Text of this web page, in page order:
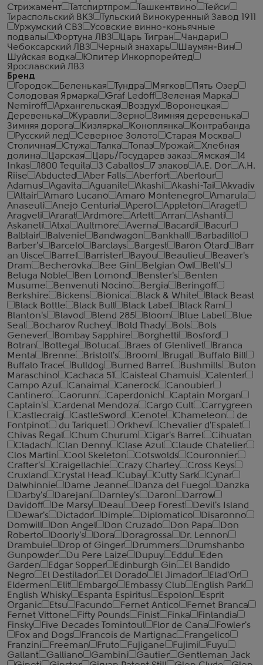
Стрижамент
Татспиртпром Ташкентвино
Тейси
Тираспольский ВКЗ
Тульский Винокуренный Завод 1911
Уржумский СВЗ
Усовские винно-коньячные
подвалы
Фортуна ЛВЗ Царь Тигран
Чандари
Чебоксарский ЛВЗ
Черный знахарь
Шаумян-Вин
Шуйская водка
Юпитер Инкорпорейтед
Ярославский ЛВЗ
Бренд
Городок
Беленькая Тундра Мягков
Пять Озер
Солодовая Ярмарка
Graf Ledoff
Зеленая Марка
Nemiroff
Архангельская Воздух
Воронецкая
Деревенька
Журавли Зерно
Зимняя деревенька
Зимняя дорога
Кизлярка Коноплянка
Контрабанда
Русский лед
Северное Золото
Старая Москва
Столичная
Стужа Талка Топаз Урожай
Хлебная
долина
Царская Царь/Государев заказ Ямская
14
Inkas
1800 Tequila 3 Caballos 7 злаков A.E. Dor
A.H.
Riise
Abducted Aber Falls Aberfort
Aberlour
Adamus
Agavita Aguanile Akashi Akashi-Tai
Akvadiv
Altair
Amaro Lucano Amaro Montenegro
Amarula
Anaseuli
Anejo Centuria Aperol Appleton
Araget
Aragveli
Ararat Ardmore Arlett Arran
Ashanti
Askaneli
Atxa Aultmore Averna Bacardi
Bacur
Balblair
Balvenie Bandwagon Bankhall
Barbadillo
Barber's
Barcelo Barclays Bargest Baron Otard
Barr
an Uisce
Barrel Barrister Bayou Beaulieu
Beaver's
Dram
Becherovka Bee Gin Belgian Owl
Bell's
Beluga Noble
Ben Lomond Benster's
Benten
Musume
Benvenuti Nocino Bergia
Beringoff
Berkshire
Bickens Bionica Black & White
Black Beast
Black Bottle
Black Bull Black Label
Black Ram
Blanton's
Blavod Blend 285 Bloom Blue Label
Blue
Seal
Bocharov Ruchey Bold Thady Bols
Bols
Genever
Bombay Sapphire Borghetti
Bosford
Botran
Bottega Botucal Braes of Glenlivet
Branca
Menta
Brenne Bristoll's Broom Brugal
Buffalo Bill
Buffalo Trace
Bulldog Burned Barrel Bushmills
Buton
Maraschino
Cachaca 51 Caisteal Chamuis
Calenter
Campo Azul
Canaima Canerock
Canoubier
Cantinero
Caorunn Caperdonich
Captain Morgan
Captain's
Cardenal Mendoza Cargo Cult
Carrygreen
Castlecraig
CastleSword Cenote Chameleon
de
Fontpinot
du Tariquet Orkhevi
Chevalier d'Espalet
Chivas Regal
Chum Churum Cigar's Barrel
Cihuatan
Cladach
Clan Denny Clase Azul
Claude Chatelier
Clos Martin
Cool Skeleton Cotswolds
Couronnier
Crafter's
Craigellachie Crazy Charley
Cross Keys
Cruxland
Crystal Head Cubay Cutty Sark
Cynar
Dalwhinnie
Dame Jeanne Danza del Fuego
Danzka
Darby's
Darejani Darnley's Daron
Darrow
Davidoff
De Marsy Deau Deep Forest
Devil's Island
Dewar's
Dictador Dimple Diplomatico
Disaronno
Domwill
Don Angel Don Cruzado Don Papa
Don
Roberto
Doorly's Dora Doragrossa
Dr. Lennon
Drambuie
Drop of Ginger Drummers
Drumshanbo
Gunpowder
Du Pere Laize Dupuy Eddu
Eden
Garden
Edgar Sopper Edinburgh Gin
El Bandido
Negro
El Destilador El Dorado El Jimador
Elad'Or
Eldermen
Elit Embargo Embassy Club
English Park
English Whisky
Espanta Espiritus Espolon
Esprit
Organic
Etsu Facundo Fernet Antico
Fernet Branca
Fernet Vittone
Fifty Pounds Finist Finka
Finlandia
Finsky
Five Decades Tomintoul Flor de Cana
Fowler's
Fox and Dogs
Francois de Martignac
Frangelico
Franzini
Freeman Fruto Fujigane Fujimi
Fuyu
Gallant
Galliano Gambini Gautier
Gentleman Jack